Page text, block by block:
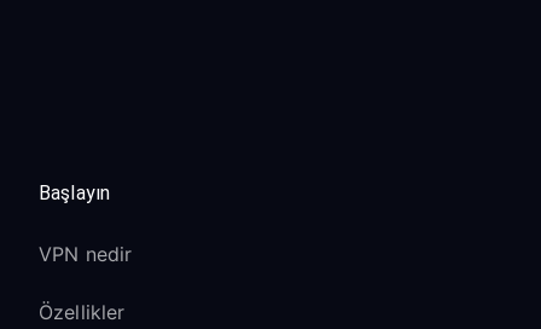
Başlayın
VPN nedir
Özellikler